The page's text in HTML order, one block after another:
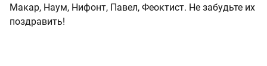
Макар, Наум, Нифонт, Павел, Феоктист. Не забудьте их
поздравить!